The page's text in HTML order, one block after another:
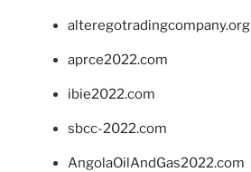
alteregotradingcompany.org
aprce2022.com
ibie2022.com
sbcc-2022.com
AngolaOilAndGas2022.com